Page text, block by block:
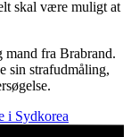
skal være muligt at
mand fra Brabrand.
sin strafudmåling,
i Sydkorea